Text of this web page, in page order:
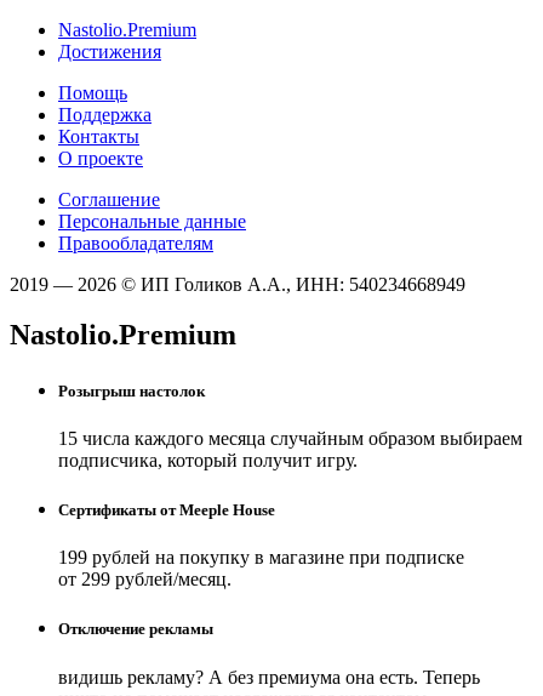
Nastolio.Premium
Достижения
Помощь
Поддержка
Контакты
О проекте
Соглашение
Персональные данные
Правообладателям
2019 — 2026 © ИП Голиков А.А., ИНН: 540234668949
Nastolio.Premium
Розыгрыш настолок
15 числа каждого месяца случайным образом выбираем
подписчика, который получит игру.
Сертификаты от Meeple House
199 рублей на покупку в магазине при подписке
от 299 рублей/месяц.
Отключение рекламы
видишь рекламу? А без премиума она есть. Теперь